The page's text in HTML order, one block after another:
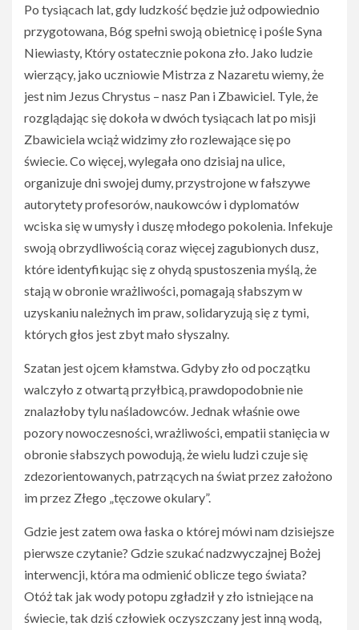
Po tysiącach lat, gdy ludzkość będzie już odpowiednio
przygotowana, Bóg spełni swoją obietnicę i pośle Syna
Niewiasty, Który ostatecznie pokona zło. Jako ludzie
wierzący, jako uczniowie Mistrza z Nazaretu wiemy, że
jest nim Jezus Chrystus – nasz Pan i Zbawiciel. Tyle, że
rozglądając się dokoła w dwóch tysiącach lat po misji
Zbawiciela wciąż widzimy zło rozlewające się po
świecie. Co więcej, wylegała ono dzisiaj na ulice,
organizuje dni swojej dumy, przystrojone w fałszywe
autorytety profesorów, naukowców i dyplomatów
wciska się w umysły i duszę młodego pokolenia. Infekuje
swoją obrzydliwością coraz więcej zagubionych dusz,
które identyfikując się z ohydą spustoszenia myślą, że
stają w obronie wrażliwości, pomagają słabszym w
uzyskaniu należnych im praw, solidaryzują się z tymi,
których głos jest zbyt mało słyszalny.
Szatan jest ojcem kłamstwa. Gdyby zło od początku
walczyło z otwartą przyłbicą, prawdopodobnie nie
znalazłoby tylu naśladowców. Jednak właśnie owe
pozory nowoczesności, wrażliwości, empatii stanięcia w
obronie słabszych powodują, że wielu ludzi czuje się
zdezorientowanych, patrzących na świat przez założono
im przez Złego „tęczowe okulary”.
Gdzie jest zatem owa łaska o której mówi nam dzisiejsze
pierwsze czytanie? Gdzie szukać nadzwyczajnej Bożej
interwencji, która ma odmienić oblicze tego świata?
Otóż tak jak wody potopu zgładził y zło istniejące na
świecie, tak dziś człowiek oczyszczany jest inną wodą,